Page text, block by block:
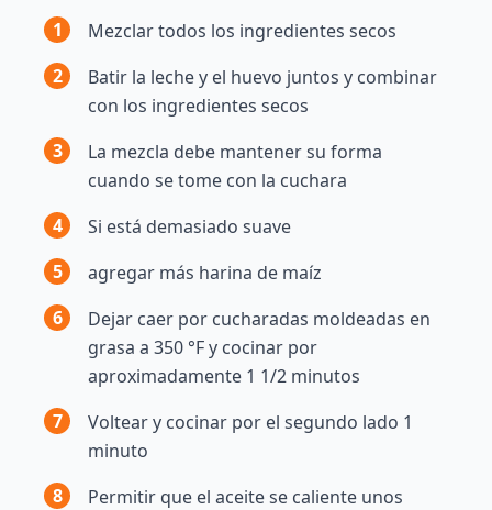
1
Mezclar todos los ingredientes secos
2
Batir la leche y el huevo juntos y combinar
con los ingredientes secos
3
La mezcla debe mantener su forma
cuando se tome con la cuchara
4
Si está demasiado suave
5
agregar más harina de maíz
6
Dejar caer por cucharadas moldeadas en
grasa a 350 °F y cocinar por
aproximadamente 1 1/2 minutos
7
Voltear y cocinar por el segundo lado 1
minuto
8
Permitir que el aceite se caliente unos